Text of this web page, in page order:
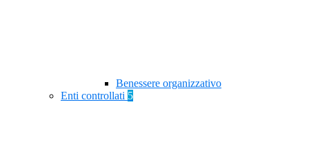
Benessere organizzativo
Enti controllati 5